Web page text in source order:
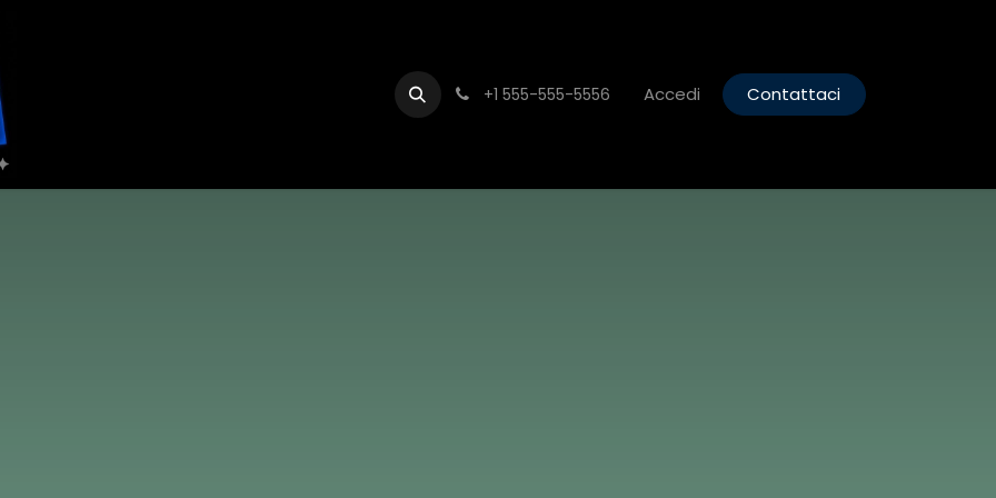
RIMBORSO CESSIONI+1 555-555-5556 Accedi Contattaci